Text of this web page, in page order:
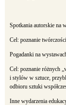
Spotkania autorskie na
Cel: poznanie
Pogadanki na
Cel: poznanie różnych
i stylów w sztuce,
odbioru sztuki
Inne wydarzenia